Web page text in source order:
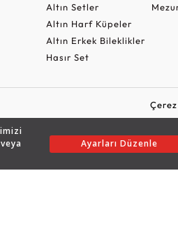
Ayarları Düzenle
Altın Setler
Altın Harf Küpeler
Altın Erkek Bileklikler
Hasır Set